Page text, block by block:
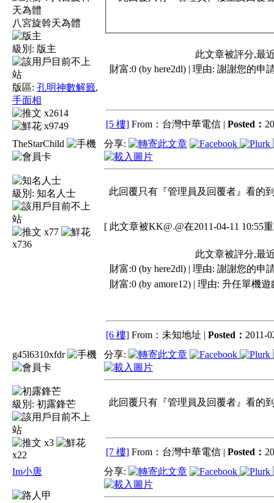
八宮旋斡天為體
級別: 版主
版區: 孔明神數解籤,
手面相
x2614
x9749
此文章被評分,最
財富:0 (by here2dl) | 理由: 謝謝您的申
[5 樓] From：台灣中華電信 | Posted：
TheStarChild
級別: 知名人士
x77
x736
分享:
此回覆只有『管理員及回覆者』看的
[ 此文章被KK@.@在2011-04-11 10:55
此文章被評分,最
財富:0 (by here2dl) | 理由: 謝謝您的申
財富:0 (by amore12) | 理由: 升任單機遊
[6 樓] From：未知地址 | Posted： 2011-
g45l6310xfdr
級別: 初露鋒芒
x3
x22
分享:
此回覆只有『管理員及回覆者』看的
[7 樓] From：台灣中華電信 | Posted：
Im小唐
分享: